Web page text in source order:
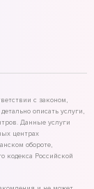
с законом,
описать услуги,
Данные услуги
центрах
обороте,
кодекса Российской